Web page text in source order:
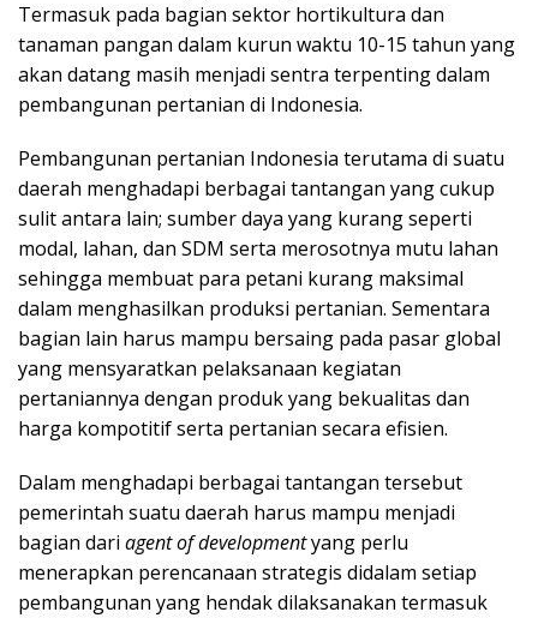
Termasuk pada bagian sektor hortikultura dan
tanaman pangan dalam kurun waktu 10-15 tahun yang
akan datang masih menjadi sentra terpenting dalam
pembangunan pertanian di Indonesia.
Pembangunan pertanian Indonesia terutama di suatu
daerah menghadapi berbagai tantangan yang cukup
sulit antara lain; sumber daya yang kurang seperti
modal, lahan, dan SDM serta merosotnya mutu lahan
sehingga membuat para petani kurang maksimal
dalam menghasilkan produksi pertanian. Sementara
bagian lain harus mampu bersaing pada pasar global
yang mensyaratkan pelaksanaan kegiatan
pertaniannya dengan produk yang bekualitas dan
harga kompotitif serta pertanian secara efisien.
Dalam menghadapi berbagai tantangan tersebut
pemerintah suatu daerah harus mampu menjadi
bagian dari agent of developmentyang perlu
menerapkan perencanaan strategis didalam setiap
pembangunan yang hendak dilaksanakan termasuk